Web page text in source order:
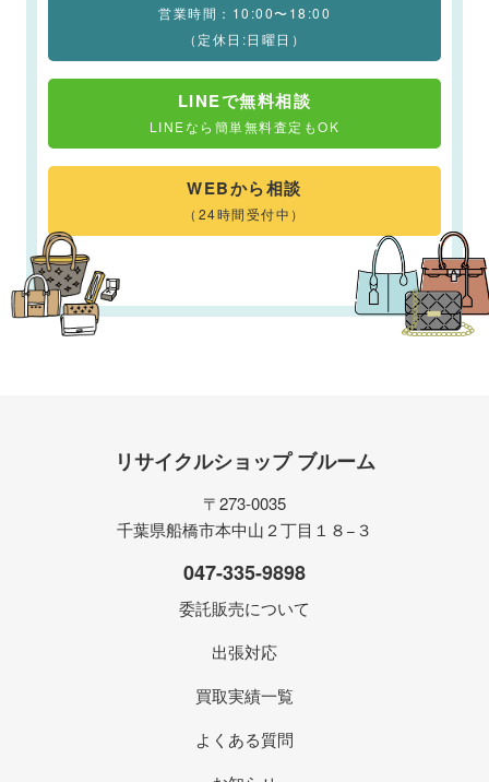
営業時間：10:00〜18:00
（定休日:日曜日）
LINEで無料相談
LINEなら簡単無料査定もOK
WEBから相談
（24時間受付中）
リサイクルショップ ブルーム
〒273-0035
千葉県船橋市本中山２丁目１８−３
047-335-9898
委託販売について
出張対応
買取実績一覧
よくある質問